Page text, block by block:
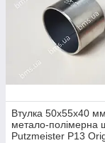
Втулка 50x55x40 мм
метало-полімерна
Putzmeister P13